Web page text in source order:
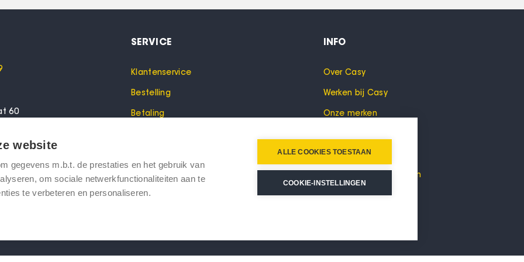
60
Bel dan voor een
SERVICE
Klantenservice
Bestelling
Betaling
Retourneren
INFO
Over Casy
Werken bij Casy
Onze merken
Privacyverklaring
Algemene voorwaarden
website
gegevens m.b.t. de prestaties en het gebruik van
om sociale netwerkfunctionaliteiten aan te
te verbeteren en personaliseren.
ALLE COOKIES TOESTAAN
COOKIE-INSTELLINGEN